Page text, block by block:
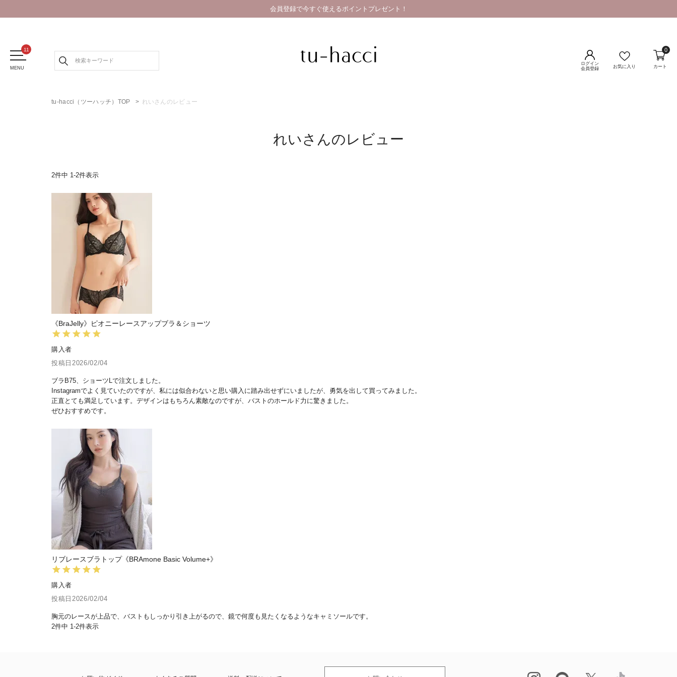
会員登録で今すぐ使えるポイントプレゼント！
MENU
ログイン
会員登録
お気に入り カート
0
tu-hacci（ツーハッチ）TOP れいさんのレビュー
れいさんのレビュー
2件中 1-2件表示
《BraJelly》ピオニーレースアップブラ＆ショーツ
購入者
投稿日 2026/02/04
ブラB75、ショーツLで注文しました。
Instagramでよく見ていたのですが、私には似合わないと思い購入に踏み出せずにいましたが、勇気を出して買ってみました。
正直とても満足しています。デザインはもちろん素敵なのですが、バストのホールド力に驚きました。
ぜひおすすめです。
リブレースブラトップ《BRAmone Basic Volume+》
購入者
投稿日 2026/02/04
胸元のレースが上品で、バストもしっかり引き上がるので、鏡で何度も見たくなるようなキャミソールです。
2件中 1-2件表示